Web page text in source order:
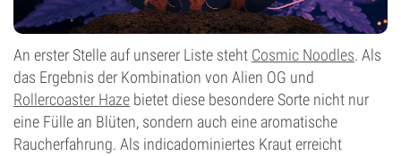
An erster Stelle auf unserer Liste steht Cosmic Noodles. Als
das Ergebnis der Kombination von Alien OG und
Rollercoaster Haze bietet diese besondere Sorte nicht nur
eine Fülle an Blüten, sondern auch eine aromatische
Raucherfahrung. Als indicadominiertes Kraut erreicht